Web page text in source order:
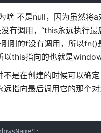
啥 不是null，因为虽然将a
有调用，“this永远执行最
刚刚的f没有调用，所以fn()
this指向的也就是window
是在创建的时候可以确
指向最后调用它的那个对